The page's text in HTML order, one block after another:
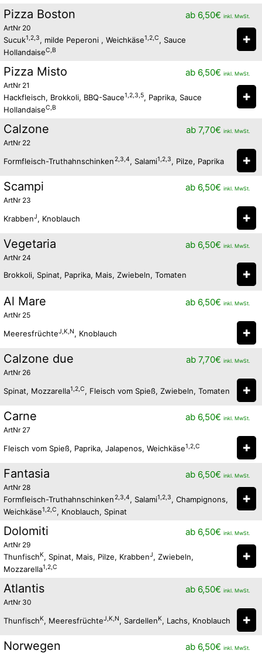
Pizza Boston
ArtNr 20
ab 6,50€ inkl. MwSt.
Sucuk1,2,3, milde Peperoni , Weichkäse1,2,C, Sauce
HollandaiseC,B
✚
Pizza Misto
ArtNr 21
ab 6,50€ inkl. MwSt.
Hackfleisch, Brokkoli, BBQ-Sauce1,2,3,5, Paprika, Sauce
HollandaiseC,B
✚
Calzone
ArtNr 22
ab 7,70€ inkl. MwSt.
Formfleisch-Truthahnschinken2,3,4, Salami1,2,3, Pilze, Paprika ✚
Scampi
ArtNr 23
ab 6,50€ inkl. MwSt.
KrabbenJ, Knoblauch ✚
Vegetaria
ArtNr 24
ab 6,50€ inkl. MwSt.
Brokkoli, Spinat, Paprika, Mais, Zwiebeln, Tomaten ✚
Al Mare
ArtNr 25
ab 6,50€ inkl. MwSt.
MeeresfrüchteJ,K,N, Knoblauch ✚
Calzone due
ArtNr 26
ab 7,70€ inkl. MwSt.
Spinat, Mozzarella1,2,C, Fleisch vom Spieß, Zwiebeln, Tomaten ✚
Carne
ArtNr 27
ab 6,50€ inkl. MwSt.
Fleisch vom Spieß, Paprika, Jalapenos, Weichkäse1,2,C ✚
Fantasia
ArtNr 28
ab 6,50€ inkl. MwSt.
Formfleisch-Truthahnschinken2,3,4, Salami1,2,3, Champignons,
Weichkäse1,2,C, Knoblauch, Spinat
✚
Dolomiti
ArtNr 29
ab 6,50€ inkl. MwSt.
ThunfischK, Spinat, Mais, Pilze, KrabbenJ, Zwiebeln,
Mozzarella1,2,C
✚
Atlantis
ArtNr 30
ab 6,50€ inkl. MwSt.
ThunfischK, MeeresfrüchteJ,K,N, SardellenK, Lachs, Knoblauch ✚
Norwegen ab 6,50€ inkl. MwSt.